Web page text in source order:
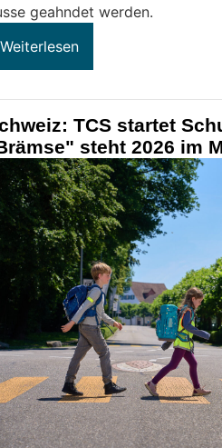
geahndet werden.
Weiterlesen
TCS startet
steht 2026 im